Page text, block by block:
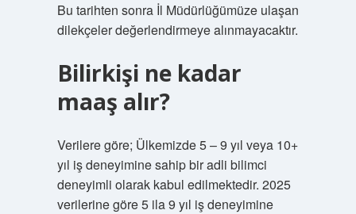
Bu tarihten sonra İl Müdürlüğümüze ulaşan
dilekçeler değerlendirmeye alınmayacaktır.
Bilirkişi ne kadar
maaş alır?
Verilere göre; Ülkemizde 5 – 9 yıl veya 10+
yıl iş deneyimine sahip bir adli bilimci
deneyimli olarak kabul edilmektedir. 2025
verilerine göre 5 ila 9 yıl iş deneyimine